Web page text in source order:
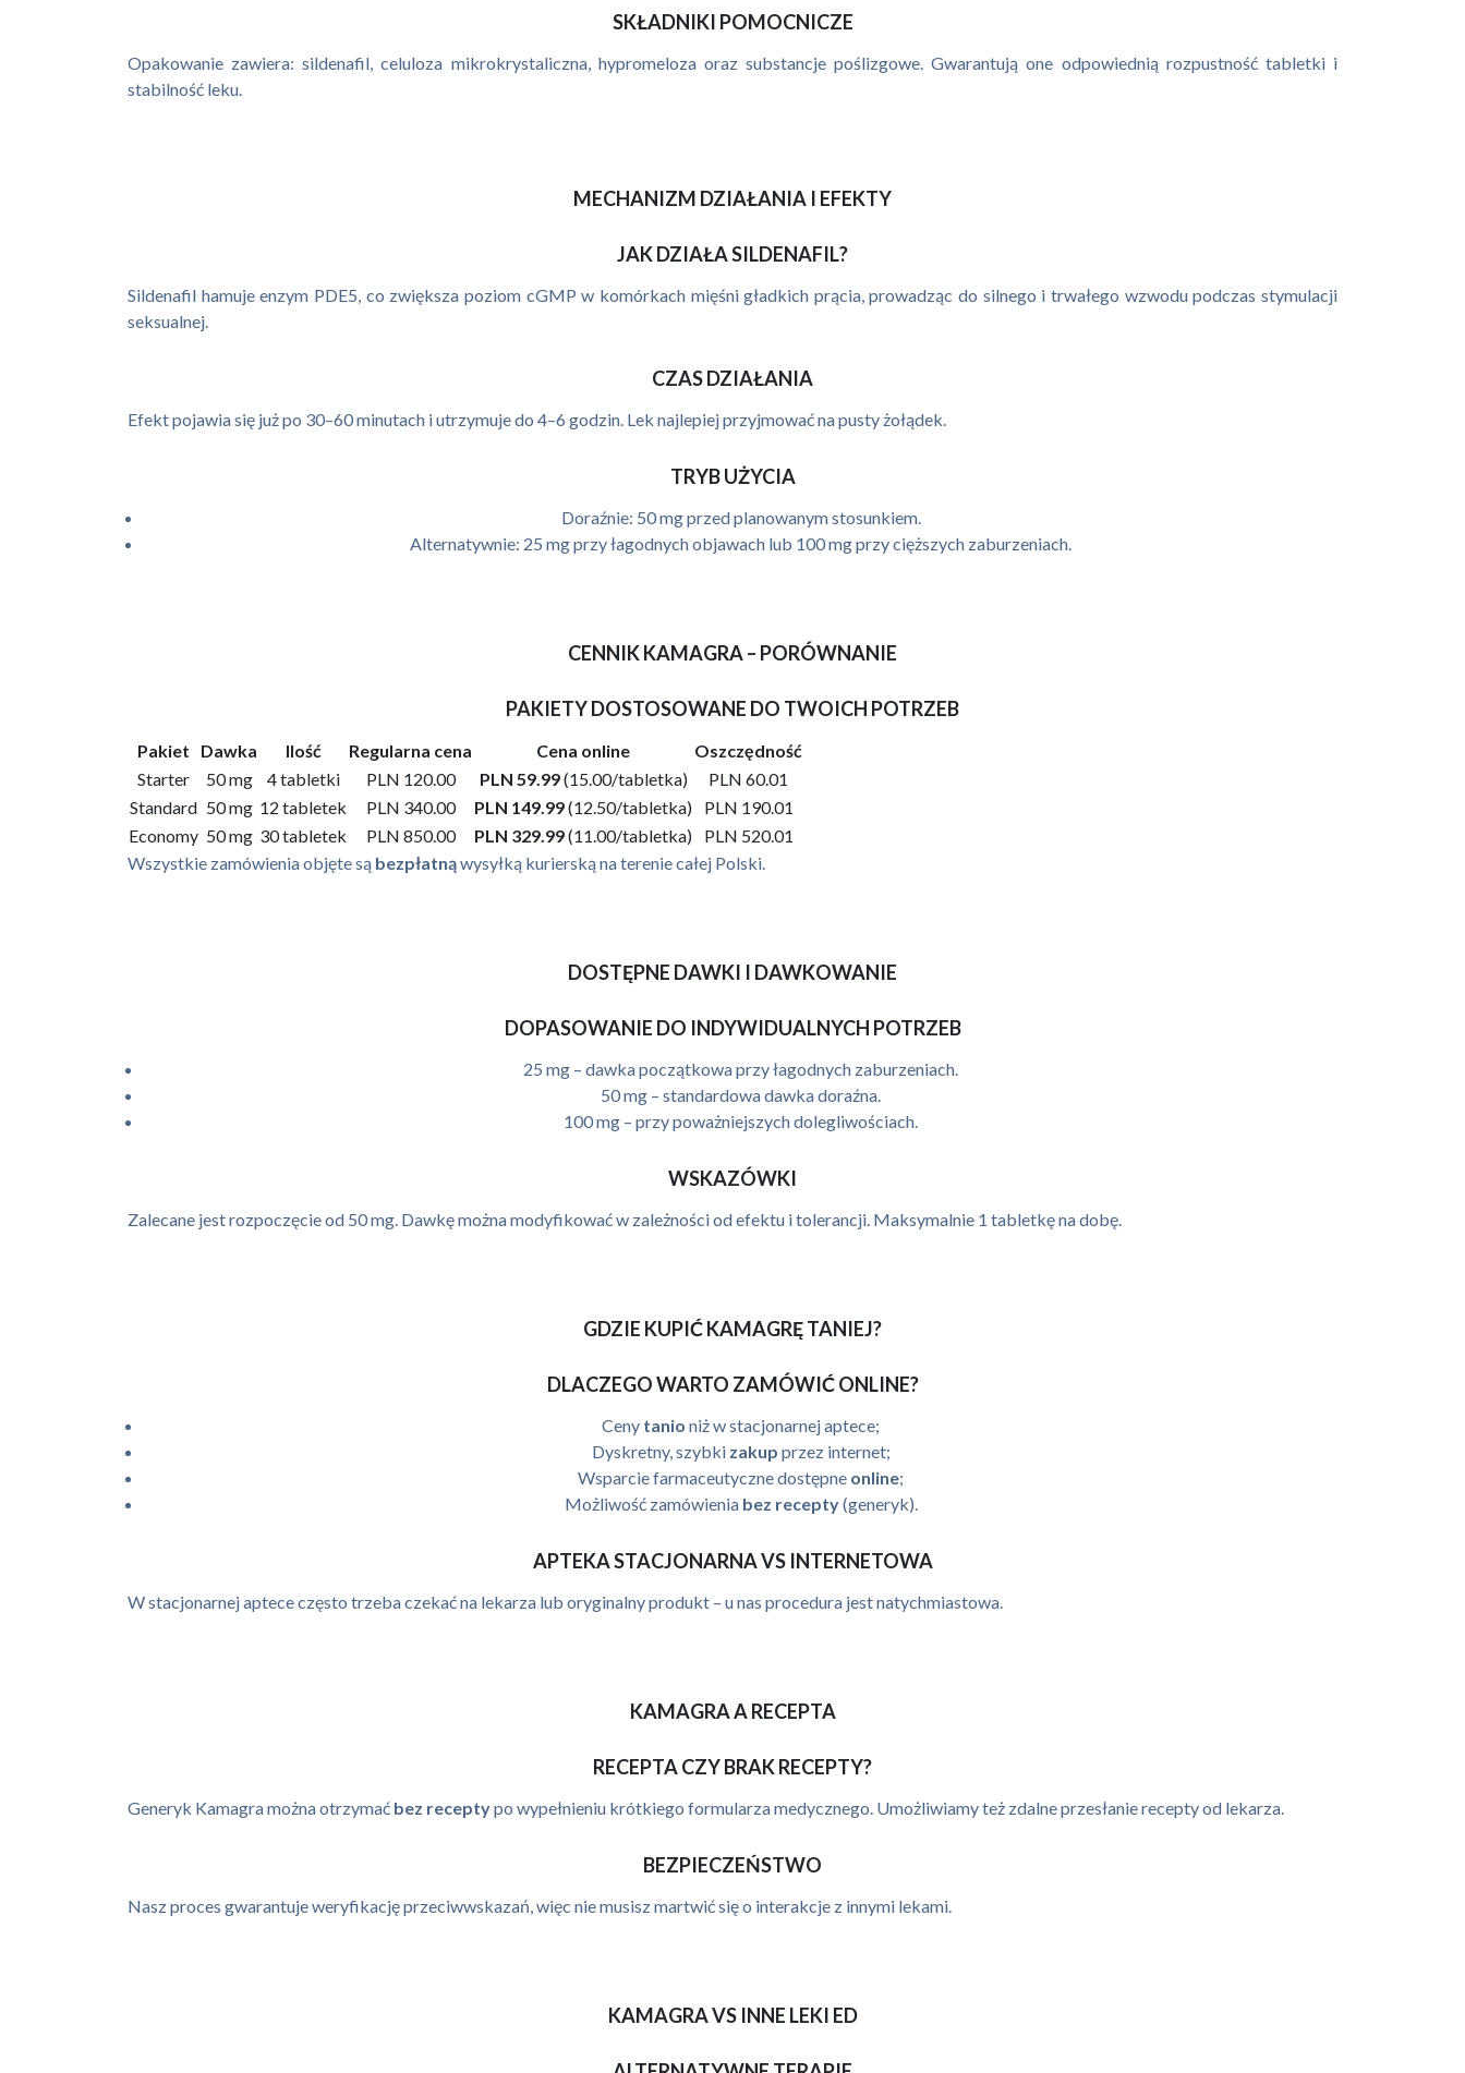
SKŁADNIKI POMOCNICZE
Opakowanie zawiera: sildenafil, celuloza mikrokrystaliczna, hypromeloza oraz substancje poślizgowe. Gwarantują one odpowiednią rozpustność tabletki i
stabilność leku.
MECHANIZM DZIAŁANIA I EFEKTY
JAK DZIAŁA SILDENAFIL?
Sildenafil hamuje enzym PDE5, co zwiększa poziom cGMP w komórkach mięśni gładkich prącia, prowadząc do silnego i trwałego wzwodu podczas stymulacji
seksualnej.
CZAS DZIAŁANIA
Efekt pojawia się już po 30–60 minutach i utrzymuje do 4–6 godzin. Lek najlepiej przyjmować na pusty żołądek.
TRYB UŻYCIA
Doraźnie: 50 mg przed planowanym stosunkiem.
Alternatywnie: 25 mg przy łagodnych objawach lub 100 mg przy cięższych zaburzeniach.
CENNIK KAMAGRA – PORÓWNANIE
PAKIETY DOSTOSOWANE DO TWOICH POTRZEB
Pakiet Dawka Ilość Regularna cena Cena online
Oszczędność
Starter
50 mg 4 tabletki PLN 120.00 PLN 59.99(15.00/tabletka)
PLN 60.01
Standard 50 mg 12 tabletek PLN 340.00 PLN 149.99(12.50/tabletka)
PLN 190.01
Economy 50 mg 30 tabletek PLN 850.00 PLN 329.99(11.00/tabletka)
PLN 520.01
Wszystkie zamówienia objęte są bezpłatnąwysyłką kurierską na terenie całej Polski.
DOSTĘPNE DAWKI I DAWKOWANIE
DOPASOWANIE DO INDYWIDUALNYCH POTRZEB
25 mg – dawka początkowa przy łagodnych zaburzeniach.
50 mg – standardowa dawka doraźna.
100 mg – przy poważniejszych dolegliwościach.
WSKAZÓWKI
Zalecane jest rozpoczęcie od 50 mg. Dawkę można modyfikować w zależności od efektu i tolerancji. Maksymalnie 1 tabletkę na dobę.
GDZIE KUPIĆ KAMAGRĘ TANIEJ?
DLACZEGO WARTO ZAMÓWIĆ ONLINE?
Ceny tanio niż w stacjonarnej aptece;
Dyskretny, szybki zakup przez internet;
Wsparcie farmaceutyczne dostępne online;
Możliwość zamówienia bez recepty(generyk).
APTEKA STACJONARNA VS INTERNETOWA
W stacjonarnej aptece często trzeba czekać na lekarza lub oryginalny produkt – u nas procedura jest natychmiastowa.
KAMAGRA A RECEPTA
RECEPTA CZY BRAK RECEPTY?
Generyk Kamagra można otrzymać bez receptypo wypełnieniu krótkiego formularza medycznego. Umożliwiamy też zdalne przesłanie recepty od lekarza.
BEZPIECZEŃSTWO
Nasz proces gwarantuje weryfikację przeciwwskazań, więc nie musisz martwić się o interakcje z innymi lekami.
KAMAGRA VS INNE LEKI ED